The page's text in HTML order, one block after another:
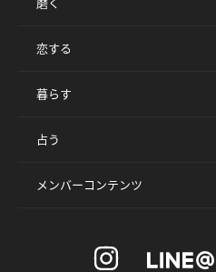
恋する
暮らす
占う
メンバーコンテンツ